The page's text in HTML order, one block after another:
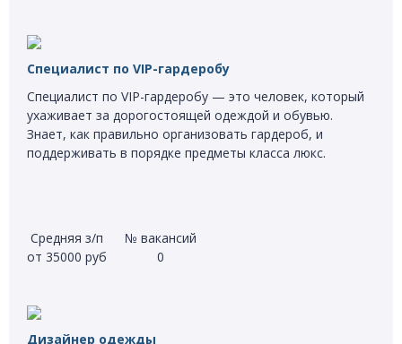
Специалист по VIP-гардеробу
Специалист по VIP-гардеробу — это человек, который
ухаживает за дорогостоящей одеждой и обувью.
Знает, как правильно организовать гардероб, и
поддерживать в порядке предметы класса люкс.
Средняя з/п
от 35000 руб
№ вакансий
0
Дизайнер одежды